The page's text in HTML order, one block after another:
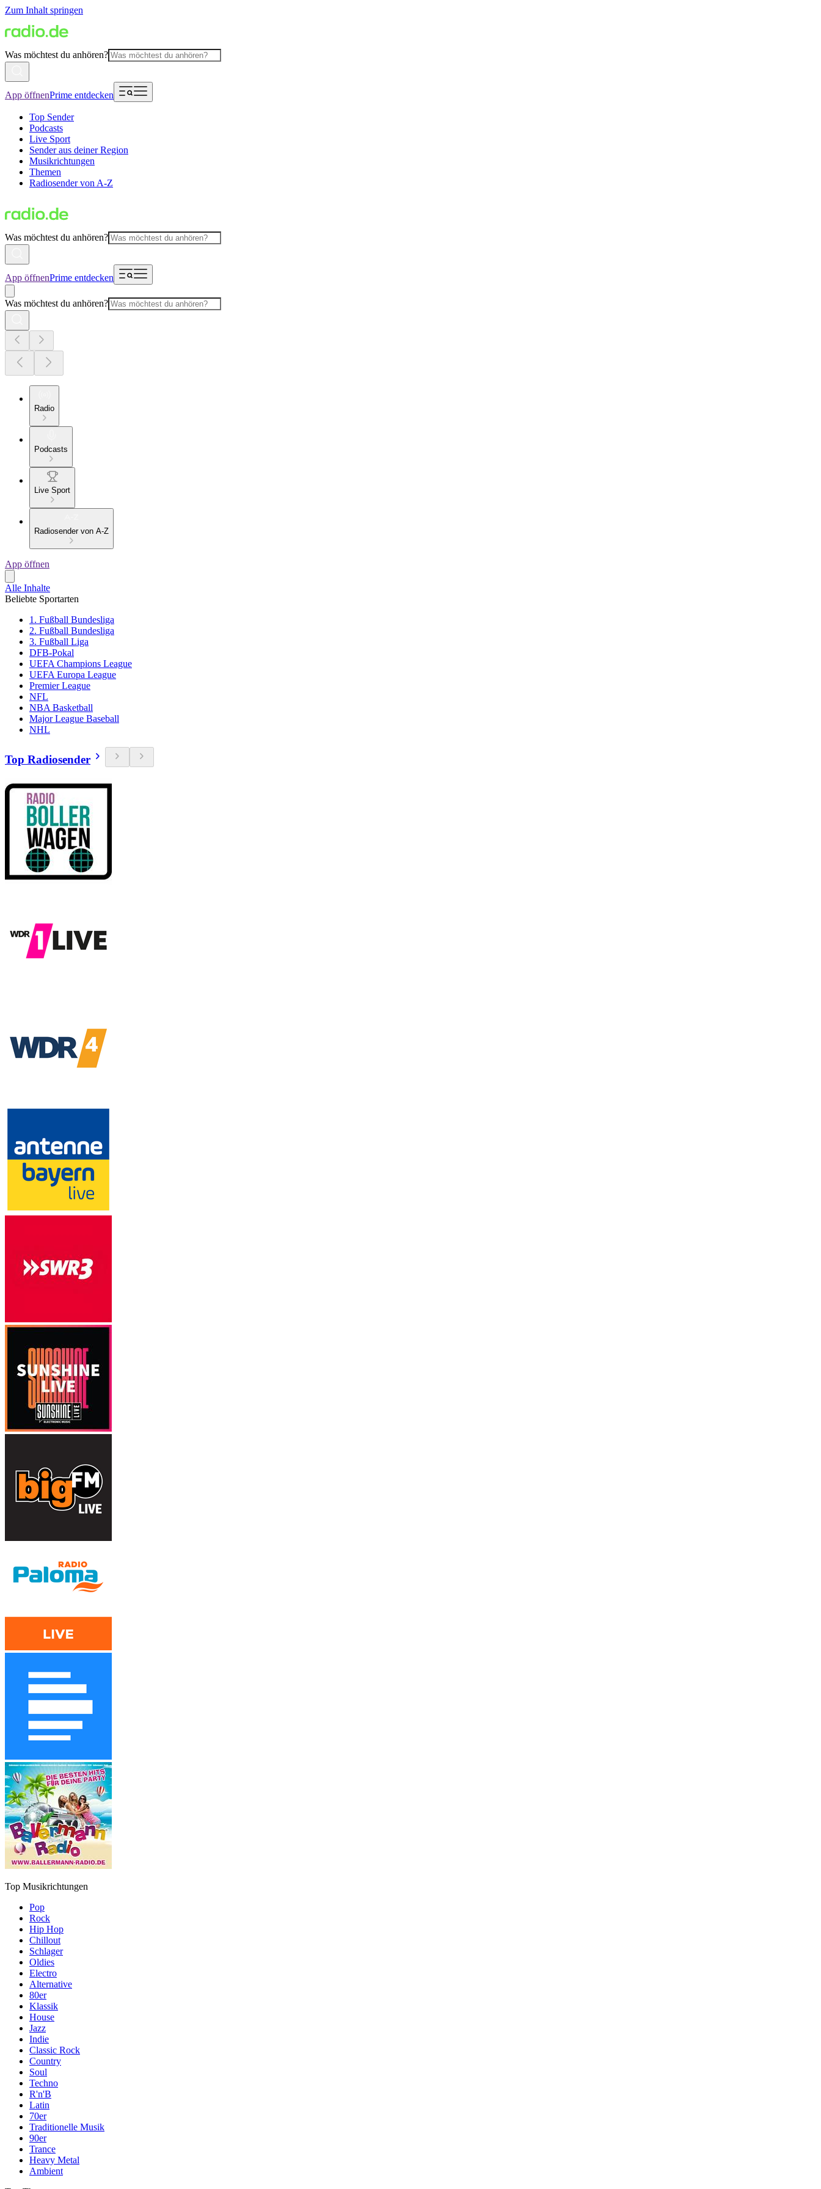
Zum Inhalt springen
Was möchtest du anhören?
App öffnenPrime entdecken
Top Sender
Podcasts
Live Sport
Sender aus deiner Region
Musikrichtungen
Themen
Radiosender von A-Z
Was möchtest du anhören?
App öffnenPrime entdecken
Was möchtest du anhören?
Radio
Podcasts
Live Sport
Radiosender von A-Z
App öffnen
Alle Inhalte
Beliebte Sportarten
1. Fußball Bundesliga
2. Fußball Bundesliga
3. Fußball Liga
DFB-Pokal
UEFA Champions League
UEFA Europa League
Premier League
NFL
NBA Basketball
Major League Baseball
NHL
Top Radiosender
Top Musikrichtungen
Pop
Rock
Hip Hop
Chillout
Schlager
Oldies
Electro
Alternative
80er
Klassik
House
Jazz
Indie
Classic Rock
Country
Soul
Techno
R'n'B
Latin
70er
Traditionelle Musik
90er
Trance
Heavy Metal
Ambient